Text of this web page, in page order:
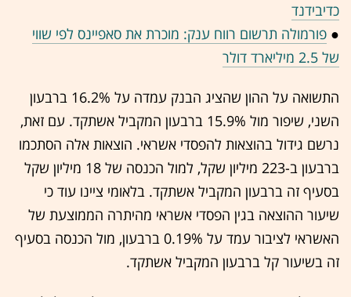
כדיבידנד
● פורמולה תרשום רווח ענק: מוכרת את סאפיינס לפי שווי
של 2.5 מיליארד דולר
התשואה על ההון שהציג הבנק עמדה על 16.2% ברבעון
השני, שיפור מול 15.9% ברבעון המקביל אשתקד. עם זאת,
נרשם גידול בהוצאות להפסדי אשראי. הוצאות אלה הסתכמו
ברבעון ב-223 מיליון שקל, למול הכנסה של 18 מיליון שקל
בסעיף זה ברבעון המקביל אשתקד. בלאומי ציינו עוד כי
שיעור ההוצאה בגין הפסדי אשראי מהיתרה הממוצעת של
האשראי לציבור עמד על 0.19% ברבעון, מול הכנסה בסעיף
זה בשיעור קל ברבעון המקביל אשתקד.